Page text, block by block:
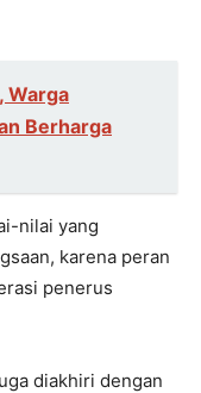
Warga
Berharga
nilai yang
karena peran
penerus
diakhiri dengan